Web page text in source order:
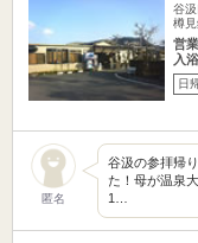
谷
樽
営
入
日
匿名
谷汲の参拝帰
た！母が温泉
1…